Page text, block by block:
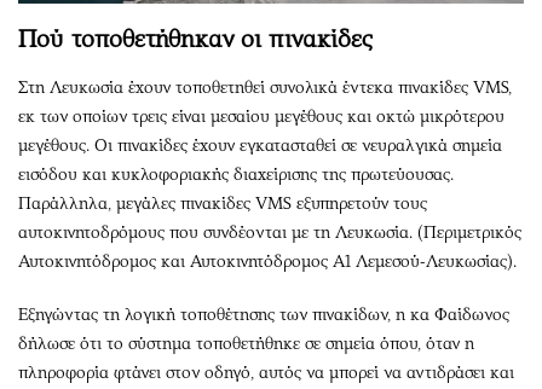
Πού τοποθετήθηκαν οι πινακίδες
Στη Λευκωσία έχουν τοποθετηθεί συνολικά έντεκα πινακίδες VMS,
εκ των οποίων τρεις είναι μεσαίου μεγέθους και οκτώ μικρότερου
μεγέθους. Οι πινακίδες έχουν εγκατασταθεί σε νευραλγικά σημεία
εισόδου και κυκλοφοριακής διαχείρισης της πρωτεύουσας.
Παράλληλα, μεγάλες πινακίδες VMS εξυπηρετούν τους
αυτοκινητοδρόμους που συνδέονται με τη Λευκωσία. (Περιμετρικός
Αυτοκινητόδρομος και Αυτοκινητόδρομος Α1 Λεμεσού-Λευκωσίας).
Εξηγώντας τη λογική τοποθέτησης των πινακίδων, η κα Φαίδωνος
δήλωσε ότι το σύστημα τοποθετήθηκε σε σημεία όπου, όταν η
πληροφορία φτάνει στον οδηγό, αυτός να μπορεί να αντιδράσει και